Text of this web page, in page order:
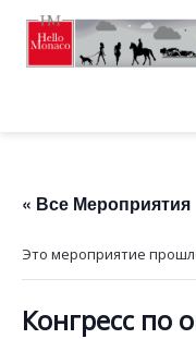
« Все Мероприятия
Это мероприятие
Конгресс по